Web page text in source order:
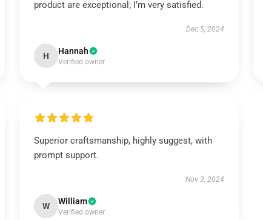
product are exceptional; I’m very satisfied.
Dec 5, 2024
H Hannah
Verified owner
Superior craftsmanship, highly suggest, with
prompt support.
Nov 3, 2024
W William
Verified owner